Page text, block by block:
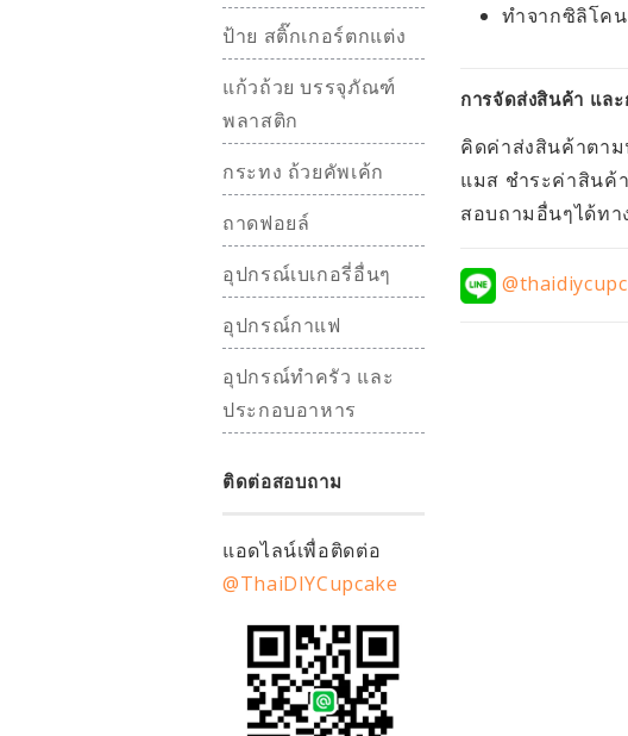
ป้าย สติ๊กเกอร์ตกแต่ง
แก้วถ้วย บรรจุภัณฑ์
พลาสติก
กระทง ถ้วยคัพเค้ก
ถาดฟอยล์
อุปกรณ์เบเกอรี่อื่นๆ
อุปกรณ์กาแฟ
อุปกรณ์ทำครัว และ
ประกอบอาหาร
ติดต่อสอบถาม
แอดไลน์เพื่อติดต่อ
@ThaiDIYCupcake
ทำจากซิลิโค
การจัดส่งสินค้า และ
คิดค่าส่งสินค้าตา
แมส ชำระค่าสินค้
สอบถามอื่นๆได้ทา